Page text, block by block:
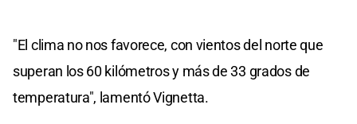
"El clima no nos favorece, con vientos del norte que
superan los 60 kilómetros y más de 33 grados de
temperatura", lamentó Vignetta.